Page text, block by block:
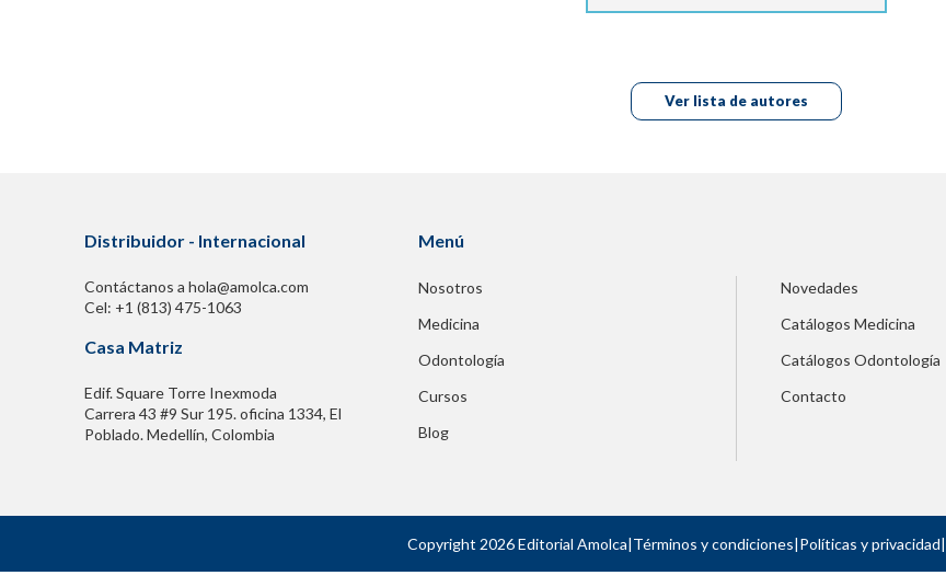
Ver lista de autores
Distribuidor - Internacional
Contáctanos a hola@amolca.com
Cel: +1 (813) 475-1063
Casa Matriz
Edif. Square Torre Inexmoda
Carrera 43 #9 Sur 195. oficina 1334, El
Poblado. Medellín, Colombia
Menú
Nosotros
Medicina
Odontología
Cursos
Blog
Novedades
Catálogos Medicina
Catálogos Odontología
Contacto
Copyright 2026 Editorial Amolca|Términos y condiciones|Políticas y privacidad|